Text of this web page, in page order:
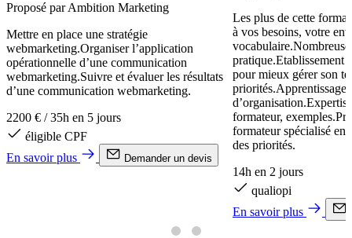
Proposé par Ambition Marketing
Mettre en place une stratégie
webmarketing.Organiser l’application
opérationnelle d’une communication
webmarketing.Suivre et évaluer les résultats
d’une communication webmarketing.
2200 € / 35h en 5 jours
éligible CPF
En savoir plus
Demander un devis
Les plus de cette
à vos besoins, votre
pratique.Etablissement
pour mieux gérer son
priorités.Apprentissage
formateur,
formateur spécialisé en
des priorités.
14h en 2 jours
qualiopi
En savoir plus